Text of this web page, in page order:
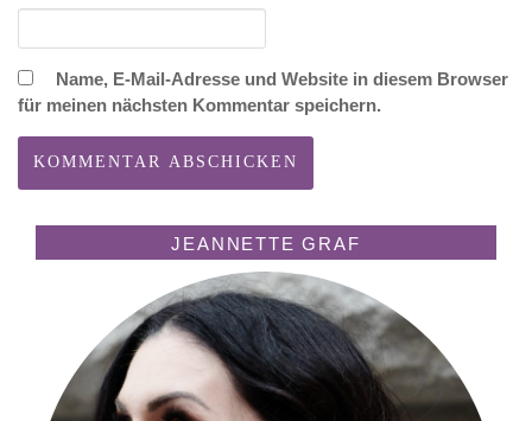
Name, E-Mail-Adresse und Website in diesem Browser
für meinen nächsten Kommentar speichern.
JEANNETTE GRAF